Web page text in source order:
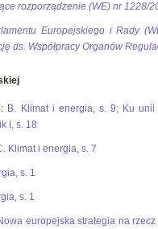
rozporządzenie (WE) nr 1228/
Europejskiego i Rady
ds. Współpracy Organów
B. Klimat i energia, s. 9; Ku unii
I, s. 18
Klimat i energia, s. 7
s. 1
s. 1
europejska strategia na